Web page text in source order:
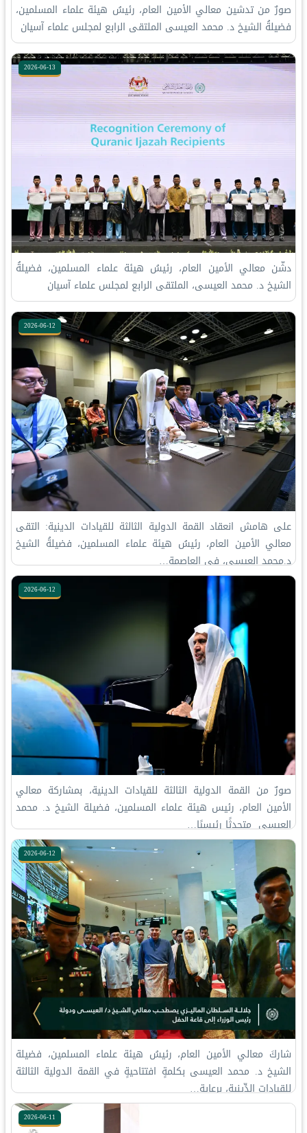
صورٌ من تدشين معالي الأمين العام، رئيسُ هيئة علماء المسلمين،
فضيلةُ الشيخ د. ⁧‫محمد العيسى‬⁩‬⁩ الملتقى الرابع لمجلس علماء آسيان
2026-06-13
‏دشّن معالي الأمين العام، رئيسُ هيئة علماء المسلمين، فضيلةُ
الشيخ د. ⁧‫محمد العيسى‬⁩‬⁩، الملتقى الرابع لمجلس علماء آسيان
2026-06-12
على هامش انعقاد القمة الدولية الثالثة للقيادات الدينية: ‏التقى
معالي الأمين العام، رئيسُ هيئة علماء المسلمين، فضيلةُ الشيخ
د.⁧‫محمد العيسى‬⁩‬⁩، في العاصمة…
2026-06-12
صورٌ من القمة الدولية الثالثة للقيادات الدينية، بمشاركة معالي
الأمين العام، رئيس هيئة علماء المسلمين، فضيلة الشيخ د. ⁧‫محمد
العيسى‬⁩ ‬⁩ متحدثًا رئيسيًا…
2026-06-12
شاركَ معالي الأمين العام، رئيسُ هيئة علماء المسلمين، فضيلة
الشيخ د. محمد العيسى‬⁩‬⁩ بكلمةٍ افتتاحيةٍ في القمة الدولية الثالثة
للقيادات الدِّينية، برعاية…
2026-06-11